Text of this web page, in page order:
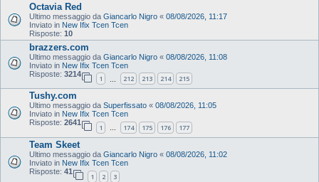
Octavia Red
Ultimo messaggio da Giancarlo Nigro « 08/08/2026, 11:17
Inviato in New Ifix Tcen Tcen
Risposte: 10
brazzers.com
Ultimo messaggio da Giancarlo Nigro « 08/08/2026, 11:08
Inviato in New Ifix Tcen Tcen
Risposte: 3214
1 212 213 214 215
Tushy.com
Ultimo messaggio da Superfissato « 08/08/2026, 11:05
Inviato in New Ifix Tcen Tcen
Risposte: 2641
1 … 174 175 176 177
Team Skeet
Ultimo messaggio da Giancarlo Nigro « 08/08/2026, 11:02
Inviato in New Ifix Tcen Tcen
Risposte: 41
1 2 3